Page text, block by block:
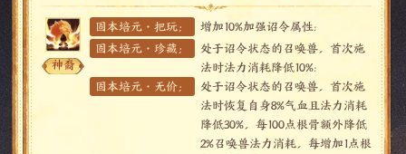
神裔
固本培元·把玩：
增加10%加强诏令属性;
固本培元·珍藏：
处于诏令状态的召唤兽，首次施
法时法力消耗降低10%;
固本培元·无价：
处于诏令状态的召唤兽，首次施
法时恢复自身8%气血且法力消耗
降低30%，每100点根骨额外降低
2%召唤兽法力消耗，每增加1点根